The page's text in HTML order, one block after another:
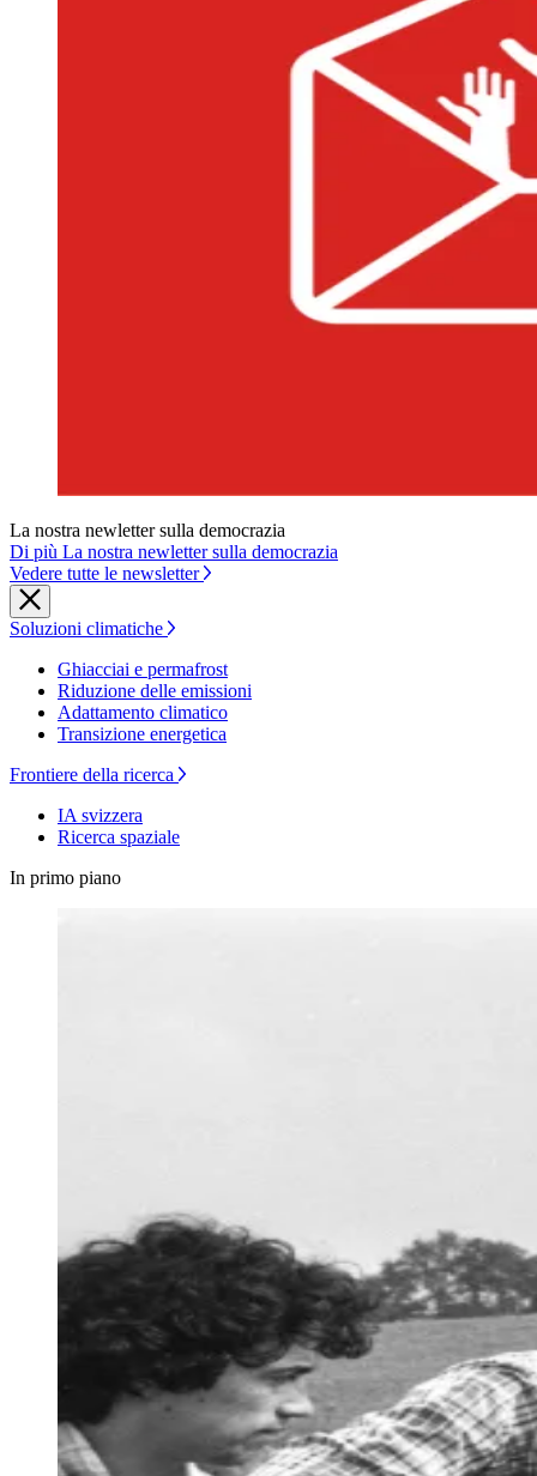
La nostra newletter sulla democrazia
Di più La nostra newletter sulla democrazia
Vedere tutte le newsletter
Soluzioni climatiche
Ghiacciai e permafrost
Riduzione delle emissioni
Adattamento climatico
Transizione energetica
Frontiere della ricerca
IA svizzera
Ricerca spaziale
In primo piano